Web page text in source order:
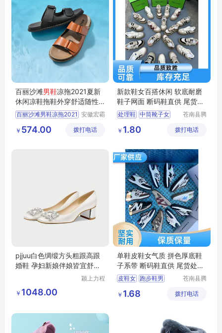
百丽沙滩男鞋凉拖2021夏新
休闲凉鞋拖鞋外穿舒适随性
度假91901BL1
百丽沙滩男鞋凉拖2021 安徽宏霸
有限公司
￥ 574.00 拨打电话
新款鞋女百搭休闲 软底耐磨
鞋子网面 断码鞋直供 尾货处
理鞋
处理鞋 中筒靴子女
跑步鞋男轻便
苍南县腾
务商行
￥ 1.80 拨打电话
pjjuu白色绸缎方头粗跟高跟
婚鞋 孕妇新娘伴娘皆宜舒适
颍上力程
￥ 1048.00
单鞋皮鞋女气质 拼色厚底鞋
子系带 断码鞋直供 尾货处理
鞋
皮鞋女 跑步鞋男
跑步鞋男轻便
苍南县腾
务商行
￥ 1.68 拨打电话